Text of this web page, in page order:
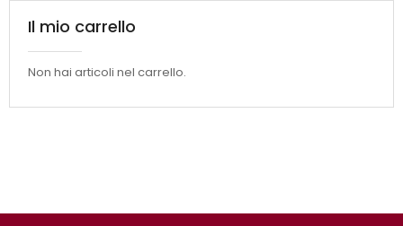
Il mio carrello
Non hai articoli nel carrello.